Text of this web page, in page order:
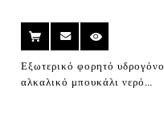
Εξωτερικό φορητό υδρογόνο
αλκαλικό μπουκάλι νερό